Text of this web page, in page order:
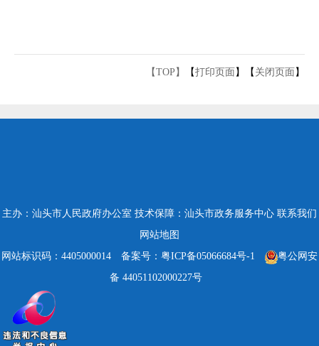
【TOP】 【打印页面 】【 关闭页面 】
主办：汕头市人民政府办公室 技术保障：汕头市政务服务中心 联系我们
网站地图
网站标识码：4405000014
备案号：粤ICP备05066684号-1
粤公网安
备 44051102000227号